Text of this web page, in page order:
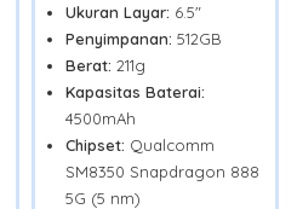
Ukuran Layar: 6.5"
Penyimpanan: 512GB
Berat: 211g
Kapasitas Baterai:
4500mAh
Chipset: Qualcomm
SM8350 Snapdragon 888
5G (5 nm)